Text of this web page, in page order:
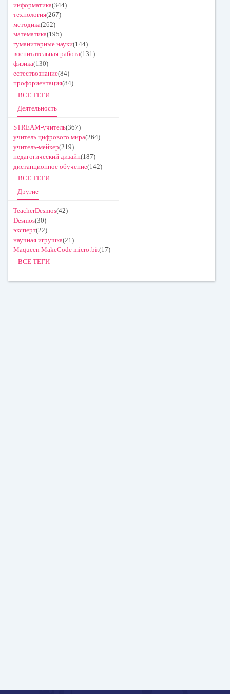
информатика(344)
технология(267)
методика(262)
математика(195)
гуманитарные науки(144)
воспитательная работа(131)
физика(130)
естествознание(84)
профориентация(84)
ВСЕ ТЕГИ
Деятельность
STREAM-учитель(367)
учитель цифрового мира(264)
учитель-мейкер(219)
педагогический дизайн(187)
дистанционное обучение(142)
ВСЕ ТЕГИ
Другие
TeacherDesmos(42)
Desmos(30)
эксперт(22)
научная игрушка(21)
Maqueen MakeCode micro:bit(17)
ВСЕ ТЕГИ